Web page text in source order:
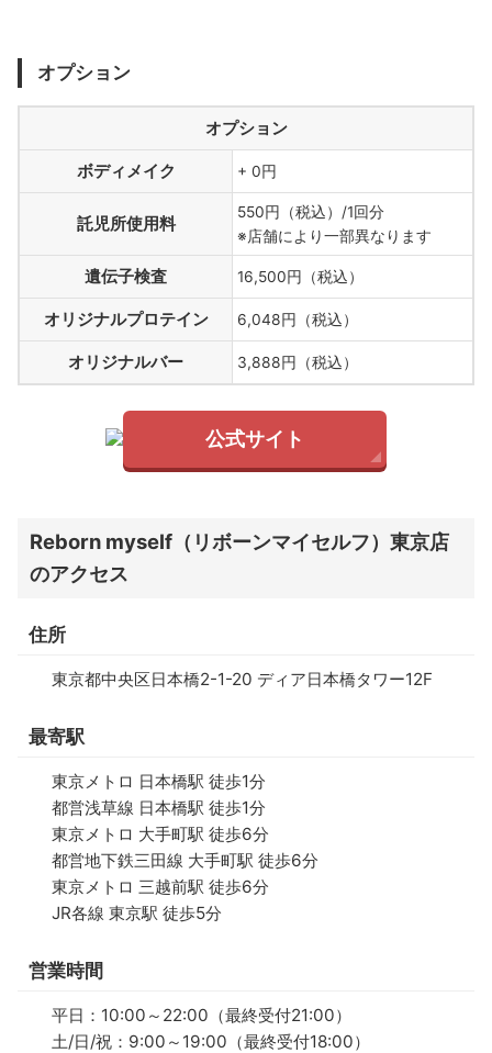
オプション
オプション
ボディメイク + 0円
託児所使用料
550円（税込）/1回分
※店舗により一部異なります
遺伝子検査 16,500円（税込）
オリジナルプロテイン 6,048円（税込）
オリジナルバー 3,888円（税込）
公式サイト
Reborn myself（リボーンマイセルフ）東京店
のアクセス
住所
東京都中央区日本橋2-1-20 ディア日本橋タワー12F
最寄駅
東京メトロ 日本橋駅 徒歩1分
都営浅草線 日本橋駅 徒歩1分
東京メトロ 大手町駅 徒歩6分
都営地下鉄三田線 大手町駅 徒歩6分
東京メトロ 三越前駅 徒歩6分
JR各線 東京駅 徒歩5分
営業時間
平日：10:00～22:00（最終受付21:00）
土/日/祝：9:00～19:00（最終受付18:00）